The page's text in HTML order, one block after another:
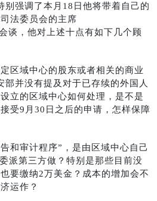
别强调了本月18日他将带着自己的
法委员会的主席
谈，他对上述十点有如下几个顾
区域中心的股东或者相关的商业
部并没有提及对于已存续的外国人
立的区域中心如何处理，是不是
受9月30日之后的申请，怎样保障
和审计程序”，是由区域中心自己
派第三方做？特别是那些目前没
要缴纳2万美金？成本的增加会不
运作？